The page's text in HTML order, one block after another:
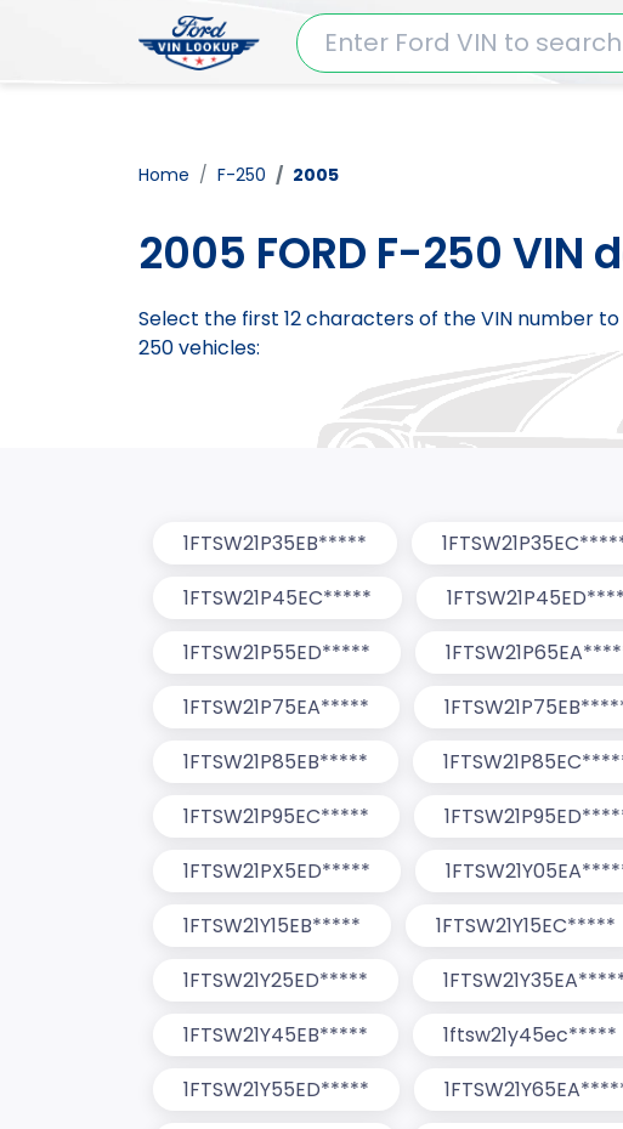
Home F-250 2005
2005 FORD F-250 VIN
Select the first 12 characters of the VIN number
250 vehicles:
1FTSW21P35EB*****
1FTSW21P45EC*****
1FTSW21P55ED*****
1FTSW21P75EA*****
1FTSW21P85EB*****
1FTSW21P95EC*****
1FTSW21PX5ED*****
1FTSW21Y15EB*****
1FTSW21Y15EC*****
1FTSW21Y25ED*****
1FTSW21Y45EB*****
1ftsw21y45ec*****
1FTSW21Y55ED*****